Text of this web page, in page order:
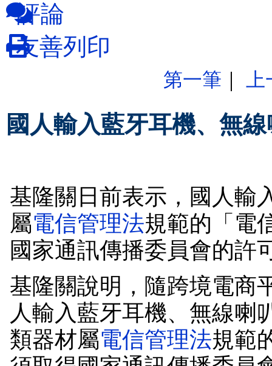
評論
友善列印
第一筆
國人輸入藍牙耳機、無
基隆關日前表示，國人輸
屬電信管理法規範的「電
國家通訊傳播委員會的許
基隆關說明，隨跨境電商
人輸入藍牙耳機、無線喇
類器材屬電信管理法規範